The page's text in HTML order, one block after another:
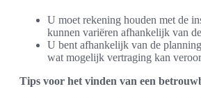
U moet rekening houden met de
kunnen variëren afhankelijk van
U bent afhankelijk van de
wat mogelijk vertraging kan
Tips voor het vinden van een